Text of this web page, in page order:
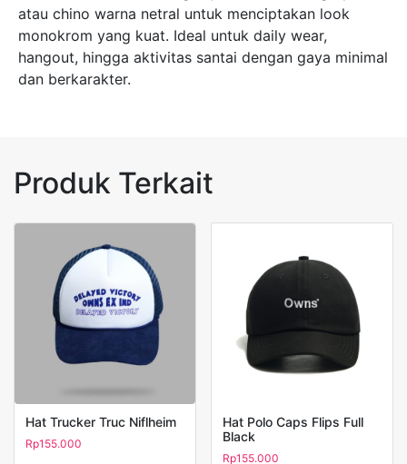
atau chino warna netral untuk menciptakan look
monokrom yang kuat. Ideal untuk daily wear,
hangout, hingga aktivitas santai dengan gaya minimal
dan berkarakter.
Produk Terkait
Hat Trucker Truc Niflheim
Rp155.000
Hat Polo Caps Flips Full
Black
Rp155.000